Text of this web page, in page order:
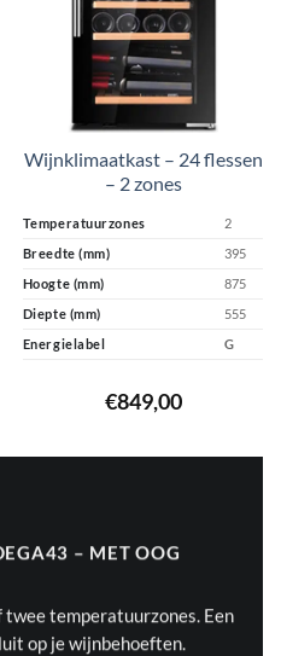
Wijnklimaatkast – 24 flessen
– 2 zones
Temperatuurzones
2
Breedte (mm)
395
Hoogte (mm)
875
Diepte (mm)
555
Energielabel
G
€849,00
– MET OOG
temperatuurzones. Een
op je wijnbehoeften.